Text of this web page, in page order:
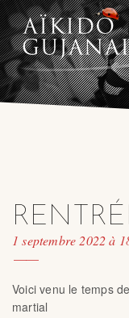
1 septembre 2022 à
Voici venu le temps
martial